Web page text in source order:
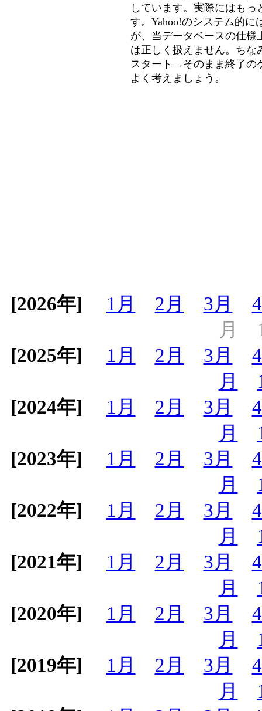
しています。実際にはも
す。Yahoo!のシステム的に
が、当データベースの仕様
は正しく扱えません。ちな
スタート→そのまま終了の
よく考えましょう。
[2026年] 1月 2月 3月
月
[2025年]
1月 2月 3月
月
[2024年]
1月 2月 3月
月
[2023年]
1月 2月 3月
月
[2022年]
1月 2月 3月
月
[2021年]
1月 2月 3月
月
[2020年]
1月 2月 3月
月
[2019年]
1月 2月 3月
月